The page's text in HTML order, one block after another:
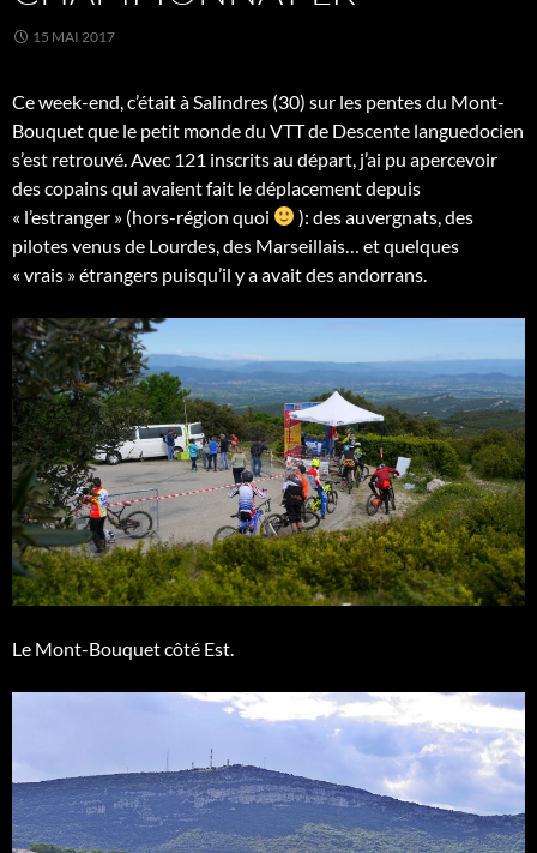
15 MAI 2017
Ce week-end, c’était à Salindres (30) sur les pentes du Mont-
Bouquet que le petit monde du VTT de Descente languedocien
s’est retrouvé. Avec 121 inscrits au départ, j’ai pu apercevoir
des copains qui avaient fait le déplacement depuis
« l’estranger » (hors-région quoi
): des auvergnats, des
pilotes venus de Lourdes, des Marseillais… et quelques
« vrais » étrangers puisqu’il y a avait des andorrans.
Le Mont-Bouquet côté Est.